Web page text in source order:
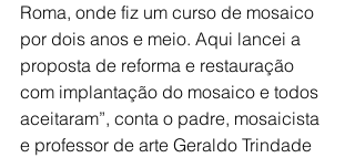
Roma, onde fiz um curso de mosaico
por dois anos e meio. Aqui lancei a
proposta de reforma e restauração
com implantação do mosaico e todos
aceitaram”, conta o padre, mosaicista
e professor de arte Geraldo Trindade